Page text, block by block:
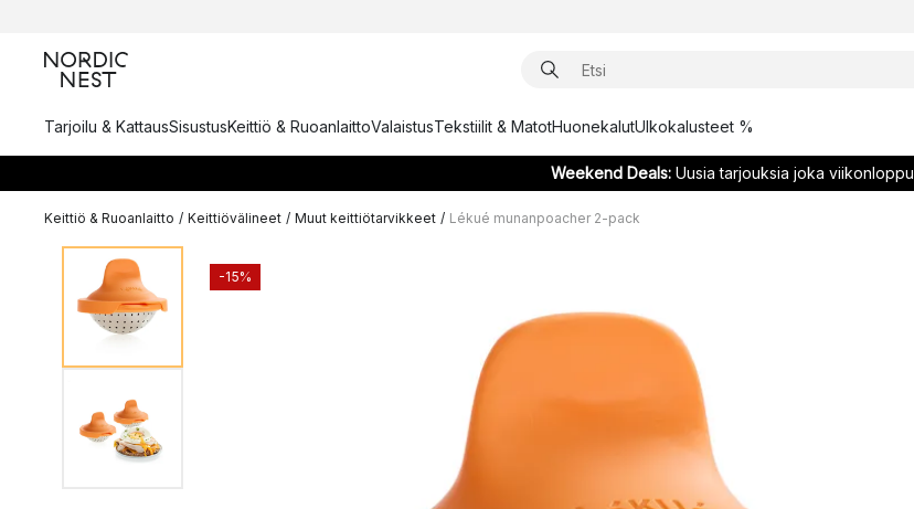
Tarjoilu & KattausSisustusKeittiö & RuoanlaittoValaistusTekstiilit & MatotHuonekalutUlkokalusteet %
Weekend Deals:Uusia tarjouksia joka viikonloppu
Keittiö & Ruoanlaitto / Keittiövälineet / Muut keittiötarvikkeet / Lékué munanpoacher 2-pack
-15%